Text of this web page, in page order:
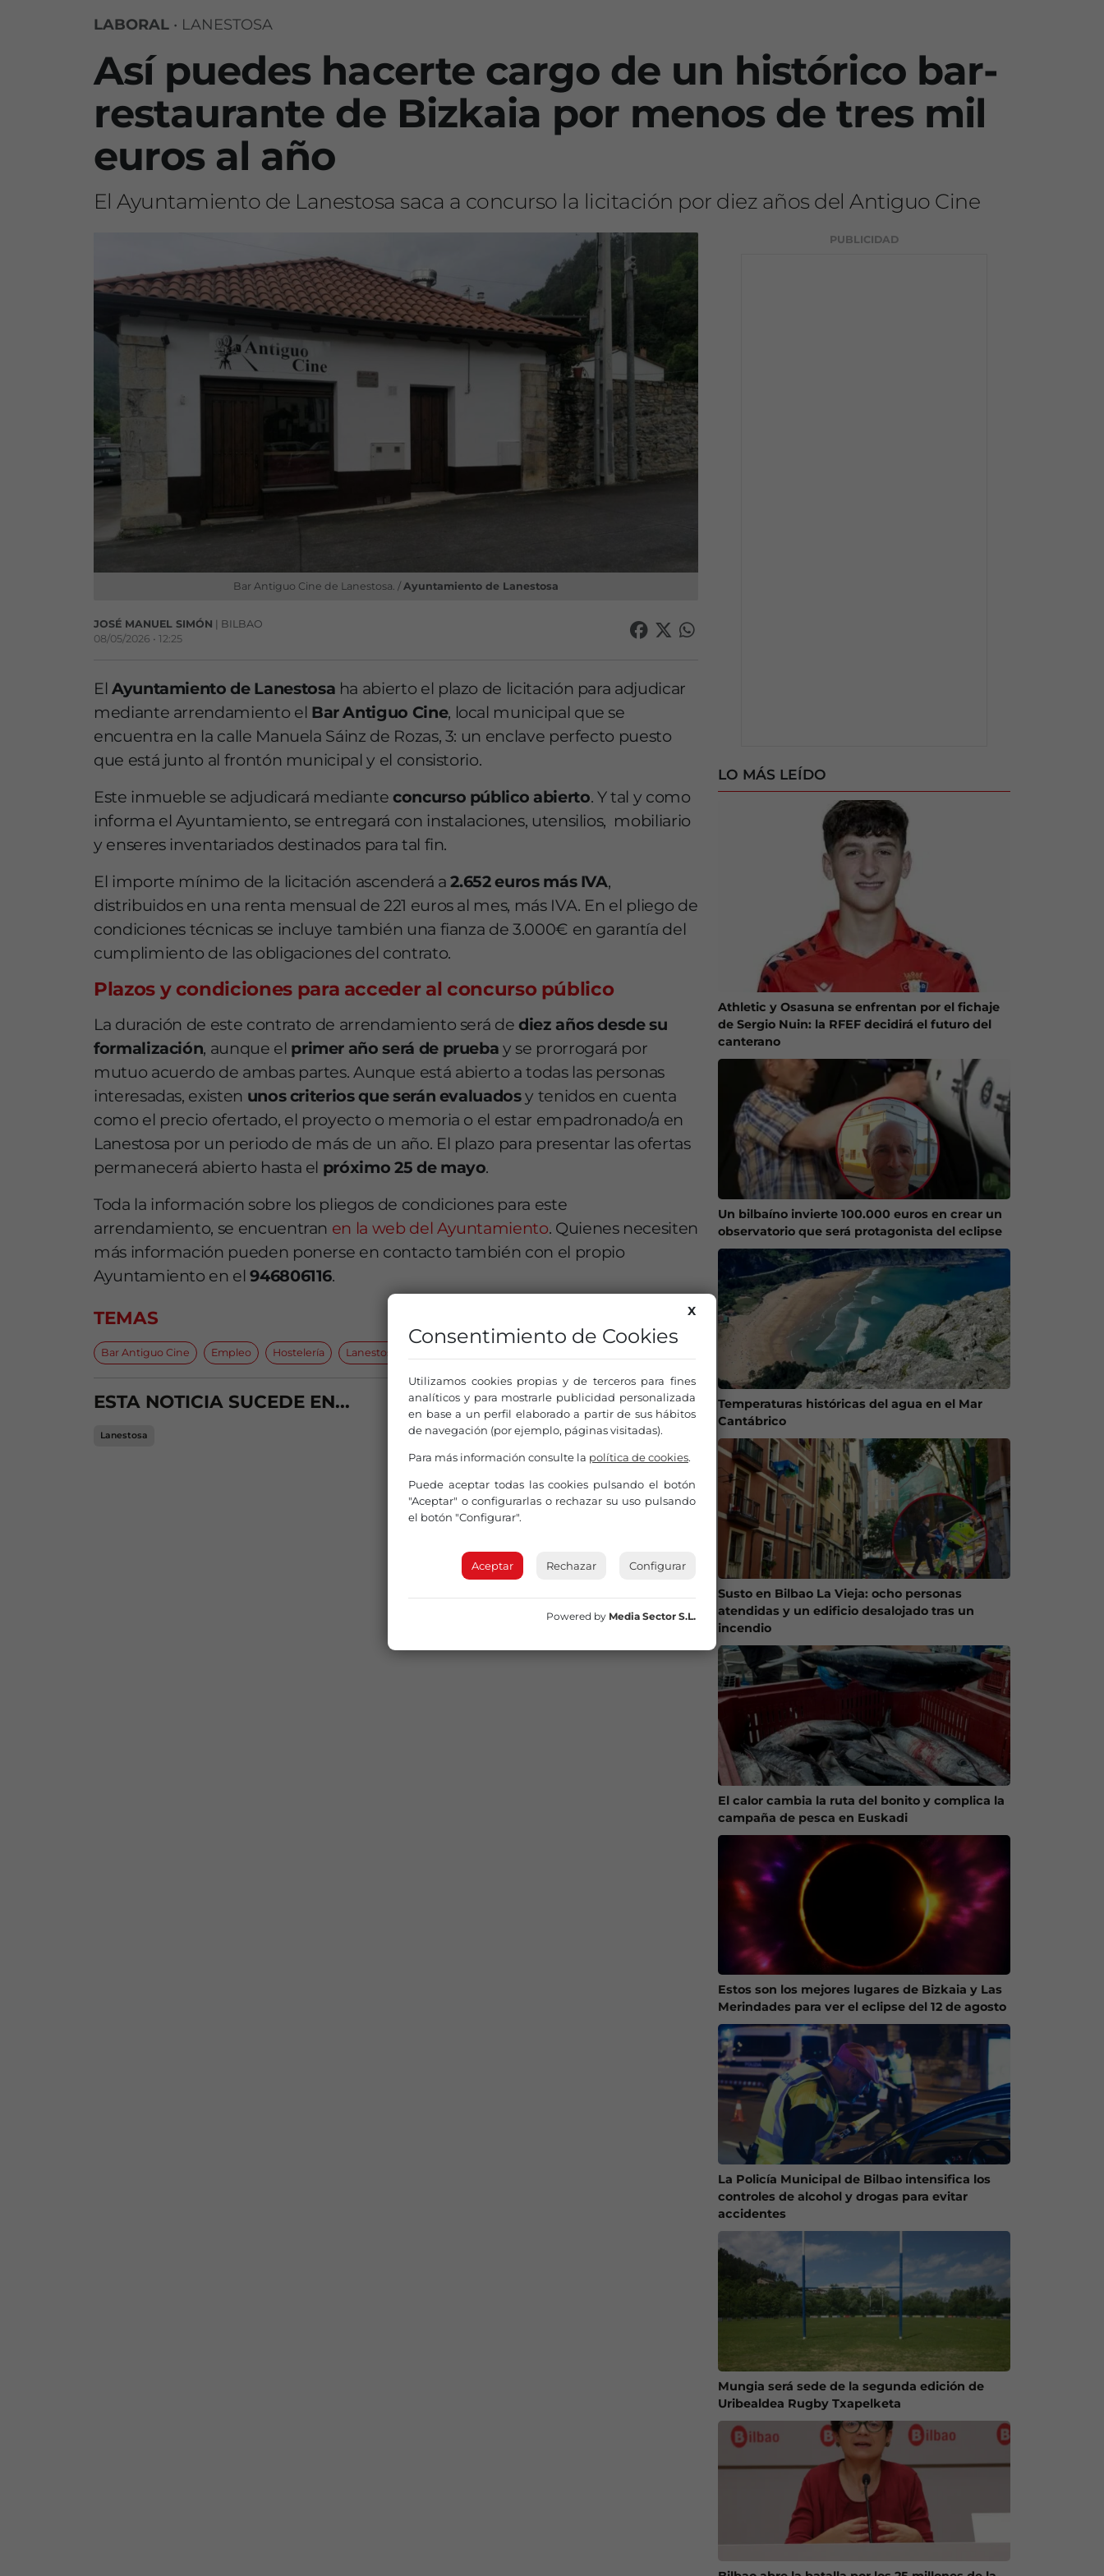
LABORAL • LANESTOSA
Así puedes hacerte cargo de un histórico bar-
restaurante de Bizkaia por menos de tres mil
euros al año
El Ayuntamiento de Lanestosa saca a concurso la licitación por diez años del Antiguo Cine
Bar Antiguo Cine de Lanestosa. / Ayuntamiento de Lanestosa
JOSÉ MANUEL SIMÓN | BILBAO
08/05/2026 • 12:25
El Ayuntamiento de Lanestosa ha abierto el plazo de licitación para adjudicar
mediante arrendamiento el Bar Antiguo Cine, local municipal que se
encuentra en la calle Manuela Sáinz de Rozas, 3: un enclave perfecto puesto
que está junto al frontón municipal y el consistorio.
Este inmueble se adjudicará mediante concurso público abierto. Y tal y como
informa el Ayuntamiento, se entregará con instalaciones, utensilios, mobiliario
y enseres inventariados destinados para tal fin.
El importe mínimo de la licitación ascenderá a2.652 euros más IVA,
distribuidos en una renta mensual de 221 euros al mes, más IVA. En el pliego de
condiciones técnicas se incluye también una fianza de 3.000€ en garantía del
cumplimiento de las obligaciones del contrato.
Plazos y condiciones para acceder al concurso público
La duración de este contrato de arrendamiento será de diez años desde su
formalización, aunque el primer año será de prueba y se prorrogará por
mutuo acuerdo de ambas partes. Aunque está abierto a todas las personas
interesadas, existen unos criterios que serán evaluadosy tenidos en cuenta
como el precio ofertado, el proyecto o memoria o el estar empadronado/a en
Lanestosa por un periodo de más de un año. El plazo para presentar las ofertas
permanecerá abierto hasta el próximo 25 de mayo.
Toda la información sobre los pliegos de condiciones para este
arrendamiento, se encuentran en la web del Ayuntamiento. Quienes necesiten
más información pueden ponerse en contacto también con el propio
Ayuntamiento en el946806116.
TEMAS
Bar Antiguo Cine Empleo Hostelería Lanestosa
ESTA NOTICIA SUCEDE EN...
Lanestosa
PUBLICIDAD
LO MÁS LEÍDO
Athletic y Osasuna se enfrentan por el fichaje
de Sergio Nuin: la RFEF decidirá el futuro del
canterano
Un bilbaíno invierte 100.000 euros en crear un
observatorio que será protagonista del eclipse
Temperaturas históricas del agua en el Mar
Cantábrico
Susto en Bilbao La Vieja: ocho personas
atendidas y un edificio desalojado tras un
incendio
El calor cambia la ruta del bonito y complica la
campaña de pesca en Euskadi
Estos son los mejores lugares de Bizkaia y Las
Merindades para ver el eclipse del 12 de agosto
La Policía Municipal de Bilbao intensifica los
controles de alcohol y drogas para evitar
accidentes
Mungia será sede de la segunda edición de
Uribealdea Rugby Txapelketa
X
Consentimiento de Cookies
Utilizamos cookies propias y de terceros para fines
analíticos y para mostrarle publicidad personalizada
en base a un perfil elaborado a partir de sus hábitos
de navegación (por ejemplo, páginas visitadas).
Para más información consulte la política de cookies.
Puede aceptar todas las cookies pulsando el botón
"Aceptar" o configurarlas o rechazar su uso pulsando
el botón "Configurar".
Aceptar Rechazar Configurar
Powered by Media Sector S.L.